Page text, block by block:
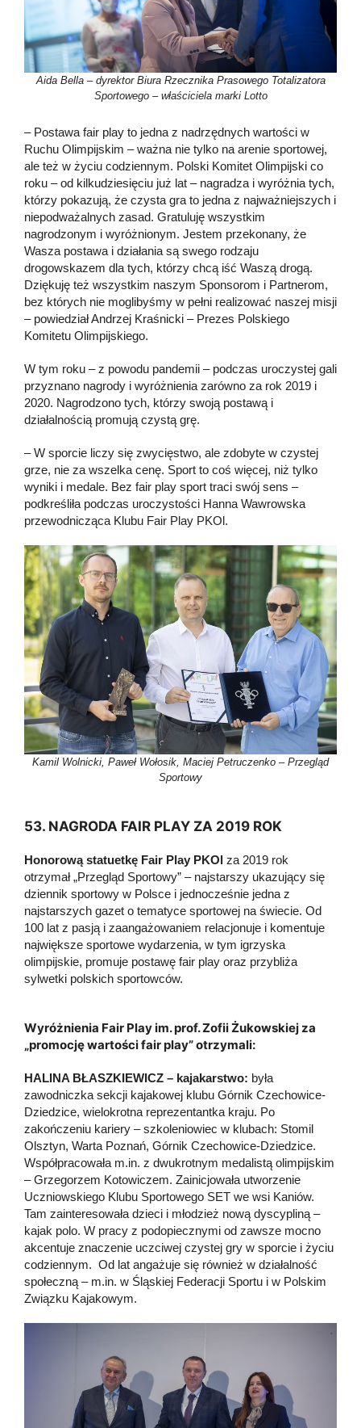
Aida Bella – dyrektor Biura Rzecznika Prasowego Totalizatora
Sportowego – właściciela marki Lotto
– Postawa fair play to jedna z nadrzędnych wartości w
Ruchu Olimpijskim – ważna nie tylko na arenie sportowej,
ale też w życiu codziennym. Polski Komitet Olimpijski co
roku – od kilkudziesięciu już lat – nagradza i wyróżnia tych,
którzy pokazują, że czysta gra to jedna z najważniejszych i
niepodważalnych zasad. Gratuluję wszystkim
nagrodzonym i wyróżnionym. Jestem przekonany, że
Wasza postawa i działania są swego rodzaju
drogowskazem dla tych, którzy chcą iść Waszą drogą.
Dziękuję też wszystkim naszym Sponsorom i Partnerom,
bez których nie moglibyśmy w pełni realizować naszej misji
– powiedział Andrzej Kraśnicki – Prezes Polskiego
Komitetu Olimpijskiego.
W tym roku – z powodu pandemii – podczas uroczystej gali
przyznano nagrody i wyróżnienia zarówno za rok 2019 i
2020. Nagrodzono tych, którzy swoją postawą i
działalnością promują czystą grę.
– W sporcie liczy się zwycięstwo, ale zdobyte w czystej
grze, nie za wszelka cenę. Sport to coś więcej, niż tylko
wyniki i medale. Bez fair play sport traci swój sens –
podkreśliła podczas uroczystości Hanna Wawrowska
przewodnicząca Klubu Fair Play PKOl.
Kamil Wolnicki, Paweł Wołosik, Maciej Petruczenko – Przegląd
Sportowy
53. NAGRODA FAIR PLAY ZA 2019 ROK
Honorową statuetkę Fair Play PKOl za 2019 rok
otrzymał „Przegląd Sportowy” – najstarszy ukazujący się
dziennik sportowy w Polsce i jednocześnie jedna z
najstarszych gazet o tematyce sportowej na świecie. Od
100 lat z pasją i zaangażowaniem relacjonuje i komentuje
największe sportowe wydarzenia, w tym igrzyska
olimpijskie, promuje postawę fair play oraz przybliża
sylwetki polskich sportowców.
Wyróżnienia Fair Play im. prof. Zofii Żukowskiej za
„promocję wartości fair play” otrzymali:
HALINA BŁASZKIEWICZ – kajakarstwo: była
zawodniczka sekcji kajakowej klubu Górnik Czechowice-
Dziedzice, wielokrotna reprezentantka kraju. Po
zakończeniu kariery – szkoleniowiec w klubach: Stomil
Olsztyn, Warta Poznań, Górnik Czechowice-Dziedzice.
Współpracowała m.in. z dwukrotnym medalistą olimpijskim
– Grzegorzem Kotowiczem. Zainicjowała utworzenie
Uczniowskiego Klubu Sportowego SET we wsi Kaniów.
Tam zainteresowała dzieci i młodzież nową dyscypliną –
kajak polo. W pracy z podopiecznymi od zawsze mocno
akcentuje znaczenie uczciwej czystej gry w sporcie i życiu
codziennym. Od lat angażuje się również w działalność
społeczną – m.in. w Śląskiej Federacji Sportu i w Polskim
Związku Kajakowym.